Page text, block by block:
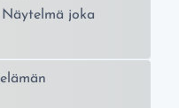
joka